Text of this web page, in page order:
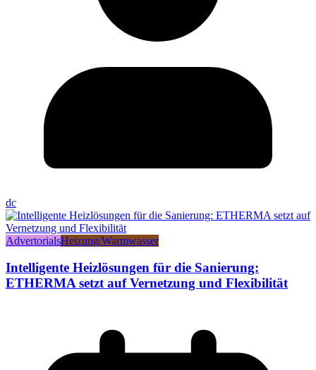
dc
AdvertorialsHeizung/Warmwasser
Intelligente Heizlösungen für die Sanierung:
ETHERMA setzt auf Vernetzung und Flexibilität